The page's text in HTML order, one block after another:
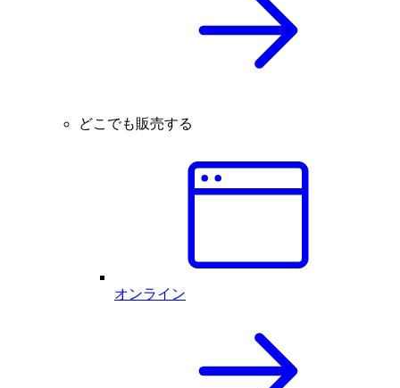
どこでも販売する
オンライン